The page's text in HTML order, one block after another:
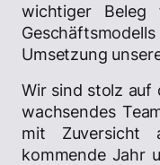
wichtiger Beleg
Umsetzung
Wir sind stolz auf
wachsendes
mit Zuversicht
kommende Jahr